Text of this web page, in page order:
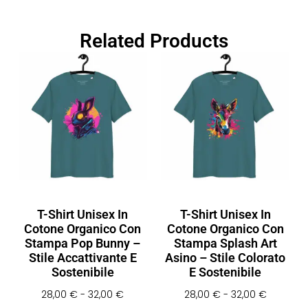
Related Products
T-Shirt Unisex In
Cotone Organico Con
Stampa Pop Bunny –
Stile Accattivante E
Sostenibile
28,00€ - 32,00€
T-Shirt Unisex In
Cotone Organico Con
Stampa Splash Art
Asino – Stile Colorato
E Sostenibile
28,00 € - 32,00 €